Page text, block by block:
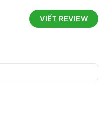
VIẾT REVIEW